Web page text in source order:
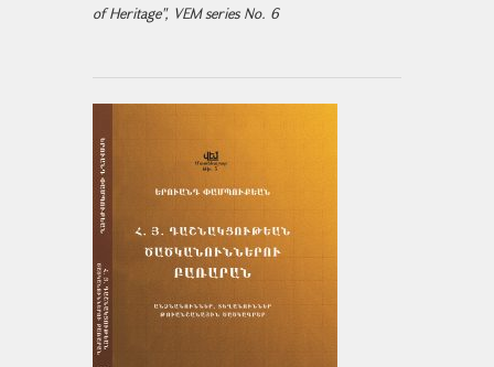
of Heritage", VEM series No. 6